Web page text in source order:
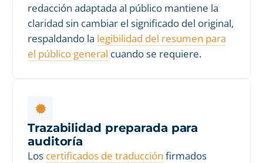
redacción adaptada al público mantiene la
claridad sin cambiar el significado del original,
respaldando la legibilidad del resumen para
el público general cuando se requiere.
Trazabilidad preparada para
auditoría
Los certificados de traducción firmados